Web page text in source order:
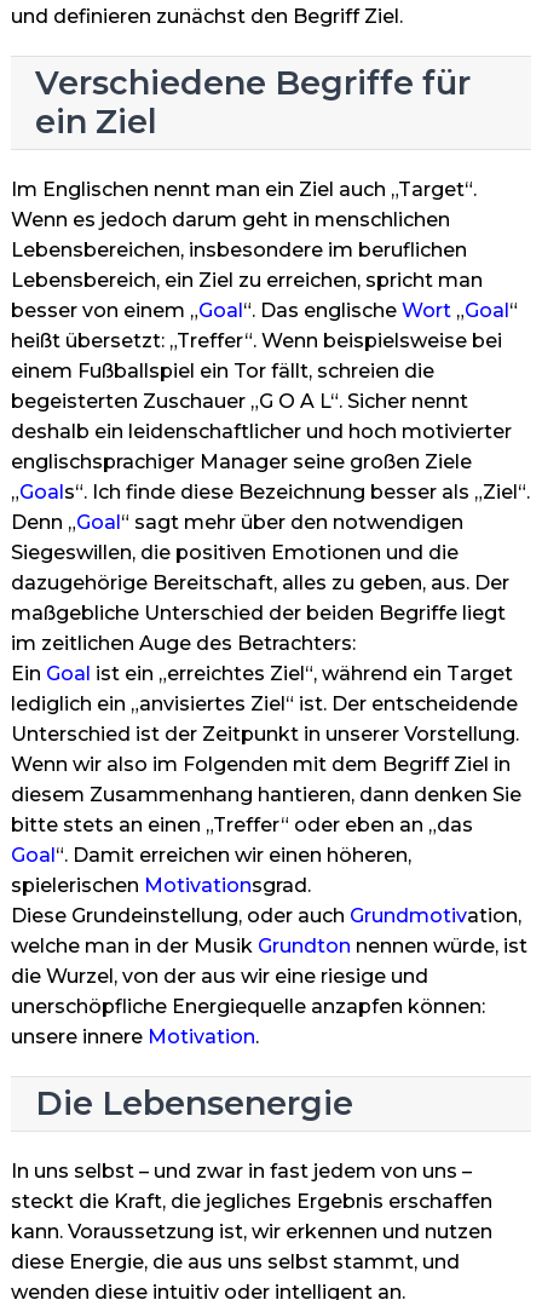
und definieren zunächst den Begriff Ziel.
Verschiedene Begriffe für
ein Ziel
Im Englischen nennt man ein Ziel auch „Target“.
Wenn es jedoch darum geht in menschlichen
Lebensbereichen, insbesondere im beruflichen
Lebensbereich, ein Ziel zu erreichen, spricht man
besser von einem „Goal “. Das englische Wort„Goal “
heißt übersetzt: „Treffer“. Wenn beispielsweise bei
einem Fußballspiel ein Tor fällt, schreien die
begeisterten Zuschauer „G O A L“. Sicher nennt
deshalb ein leidenschaftlicher und hoch motivierter
englischsprachiger Manager seine großen Ziele
„Goal s“. Ich finde diese Bezeichnung besser als „Ziel“.
Denn „Goal “ sagt mehr über den notwendigen
Siegeswillen, die positiven Emotionen und die
dazugehörige Bereitschaft, alles zu geben, aus. Der
maßgebliche Unterschied der beiden Begriffe liegt
im zeitlichen Auge des Betrachters:
Ein Goal ist ein „erreichtes Ziel“, während ein Target
lediglich ein „anvisiertes Ziel“ ist. Der entscheidende
Unterschied ist der Zeitpunkt in unserer Vorstellung.
Wenn wir also im Folgenden mit dem Begriff Ziel in
diesem Zusammenhang hantieren, dann denken Sie
bitte stets an einen „Treffer“ oder eben an „das
Goal “. Damit erreichen wir einen höheren,
spielerischen Motivationsgrad.
Diese Grundeinstellung, oder auch Grundmotivation,
welche man in der Musik Grundton nennen würde, ist
die Wurzel, von der aus wir eine riesige und
unerschöpfliche Energiequelle anzapfen können:
unsere innere Motivation.
Die Lebensenergie
In uns selbst – und zwar in fast jedem von uns –
steckt die Kraft, die jegliches Ergebnis erschaffen
kann. Voraussetzung ist, wir erkennen und nutzen
diese Energie, die aus uns selbst stammt, und
wenden diese intuitiv oder intelligent an.